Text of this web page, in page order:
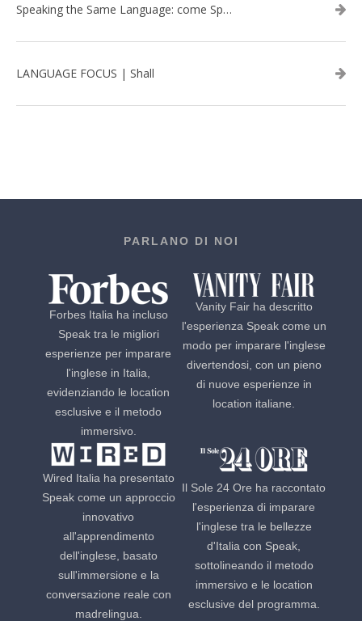
Speaking the Same Language: come Speak aiuta a rafforzare i team attraverso il Team Building in inglese
LANGUAGE FOCUS | Shall
PARLANO DI NOI
Forbes Italia ha incluso
Speak tra le migliori
esperienze per imparare
l'inglese in Italia,
evidenziando le location
esclusive e il metodo
immersivo.
Vanity Fair ha descritto
l'esperienza Speak come un
modo per imparare l'inglese
divertendosi, con un pieno
di nuove esperienze in
location italiane.
Wired Italia ha presentato
Speak come un approccio
innovativo
all'apprendimento
dell'inglese, basato
sull'immersione e la
conversazione reale con
madrelingua.
Il Sole 24 Ore ha raccontato
l'esperienza di imparare
l'inglese tra le bellezze
d'Italia con Speak,
sottolineando il metodo
immersivo e le location
esclusive del programma.